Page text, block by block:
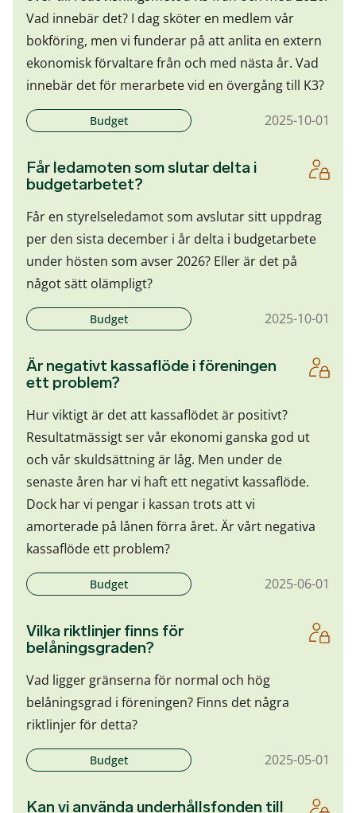
Vad innebär det? I dag sköter en medlem vår
bokföring, men vi funderar på att anlita en extern
ekonomisk förvaltare från och med nästa år. Vad
innebär det för merarbete vid en övergång till K3?
Budget 2025-10-01
Får ledamoten som slutar delta i
budgetarbetet?
Får en styrelseledamot som avslutar sitt uppdrag
per den sista december i år delta i budgetarbete
under hösten som avser 2026? Eller är det på
något sätt olämpligt?
Budget 2025-10-01
Är negativt kassaflöde i föreningen
ett problem?
Hur viktigt är det att kassaflödet är positivt?
Resultatmässigt ser vår ekonomi ganska god ut
och vår skuldsättning är låg. Men under de
senaste åren har vi haft ett negativt kassaflöde.
Dock har vi pengar i kassan trots att vi
amorterade på lånen förra året. Är vårt negativa
kassaflöde ett problem?
Budget 2025-06-01
Vilka riktlinjer finns för
belåningsgraden?
Vad ligger gränserna för normal och hög
belåningsgrad i föreningen? Finns det några
riktlinjer för detta?
Budget 2025-05-01
Kan vi använda underhållsfonden till